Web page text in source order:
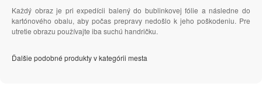
Každý obraz je pri expedícii balený do bublinkovej fólie a následne do
kartónového obalu, aby počas prepravy nedošlo k jeho poškodeniu. Pre
utretie obrazu používajte iba suchú handričku.
Ďalšie podobné produkty v kategórii mesta